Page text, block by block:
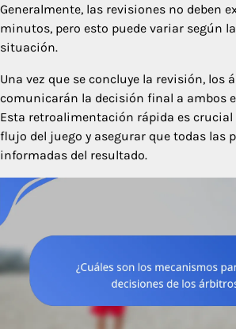
Generalmente, las revisiones no deben
minutos, pero esto puede variar según
situación.
Una vez que se concluye la revisión, los
comunicarán la decisión final a ambos
Esta retroalimentación rápida es crucial
flujo del juego y asegurar que todas las
informadas del resultado.